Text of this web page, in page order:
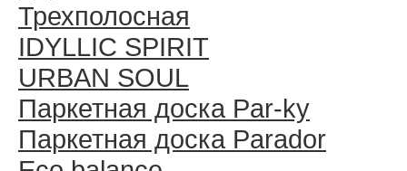
Трехполосная
IDYLLIC SPIRIT
URBAN SOUL
Паркетная доска Par-ky
Паркетная доска Parador